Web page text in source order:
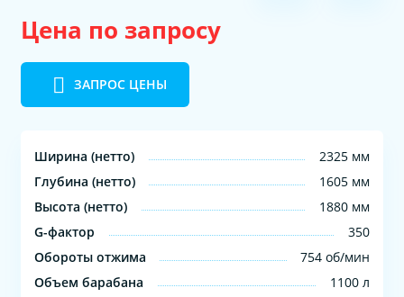
Цена по запросу
ЗАПРОС ЦЕНЫ
Ширина (нетто)
2325 мм
Глубина (нетто)
1605 мм
Высота (нетто)
1880 мм
G-фактор
350
Обороты отжима
754 об/мин
Объем барабана
1100 л